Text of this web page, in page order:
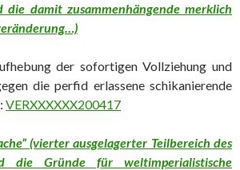
die damit zusammenhängende merklich
der sofortigen Vollziehung und
die perfid erlassene schikanierende
VERXXXXXX200417
(vierter ausgelagerter Teilbereich des
die Gründe für weltimperialistische